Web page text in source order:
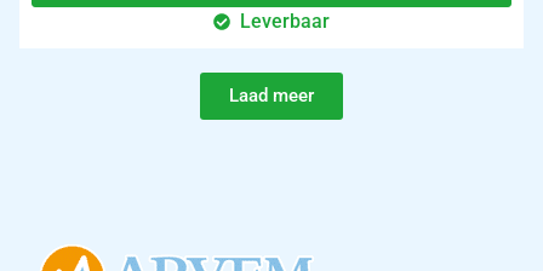
Leverbaar
Laad meer